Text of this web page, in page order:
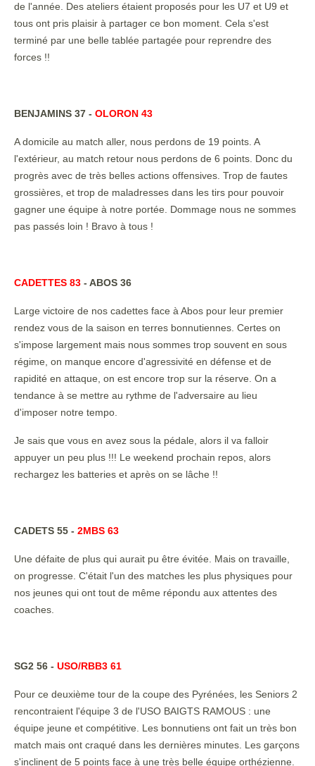
de l'année. Des ateliers étaient proposés pour les U7 et U9 et
tous ont pris plaisir à partager ce bon moment. Cela s'est
terminé par une belle tablée partagée pour reprendre des
forces !!
BENJAMINS 37 - OLORON 43
A domicile au match aller, nous perdons de 19 points. A
l'extérieur, au match retour nous perdons de 6 points. Donc du
progrès avec de très belles actions offensives. Trop de fautes
grossières, et trop de maladresses dans les tirs pour pouvoir
gagner une équipe à notre portée. Dommage nous ne sommes
pas passés loin ! Bravo à tous !
CADETTES 83 - ABOS 36
Large victoire de nos cadettes face à Abos pour leur premier
rendez vous de la saison en terres bonnutiennes. Certes on
s'impose largement mais nous sommes trop souvent en sous
régime, on manque encore d'agressivité en défense et de
rapidité en attaque, on est encore trop sur la réserve. On a
tendance à se mettre au rythme de l'adversaire au lieu
d'imposer notre tempo.
Je sais que vous en avez sous la pédale, alors il va falloir
appuyer un peu plus !!! Le weekend prochain repos, alors
rechargez les batteries et après on se lâche !!
CADETS 55 - 2MBS 63
Une défaite de plus qui aurait pu être évitée. Mais on travaille,
on progresse. C'était l'un des matches les plus physiques pour
nos jeunes qui ont tout de même répondu aux attentes des
coaches.
SG2 56 - USO/RBB3 61
Pour ce deuxième tour de la coupe des Pyrénées, les Seniors 2
rencontraient l'équipe 3 de l'USO BAIGTS RAMOUS : une
équipe jeune et compétitive. Les bonnutiens ont fait un très bon
match mais ont craqué dans les dernières minutes. Les garçons
s'inclinent de 5 points face à une très belle équipe orthézienne.